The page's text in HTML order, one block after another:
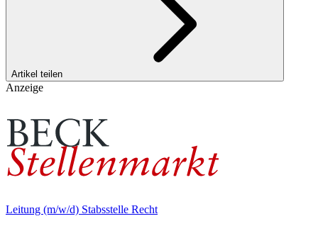
Artikel teilen
Anzeige
Leitung (m/w/d) Stabsstelle Recht